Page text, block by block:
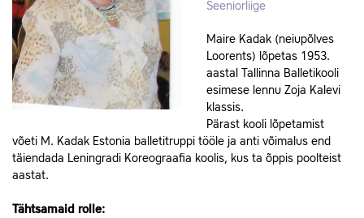
Seeniorliige
Maire Kadak (neiupõlves
Loorents) lõpetas 1953.
aastal Tallinna Balletikooli
esimese lennu Zoja Kalevi
klassis.
Pärast kooli lõpetamist
võeti M. Kadak Estonia balletitruppi tööle ja anti võimalus end
täiendada Leningradi Koreograafia koolis, kus ta õppis poolteist
aastat.
Tähtsamaid rolle: